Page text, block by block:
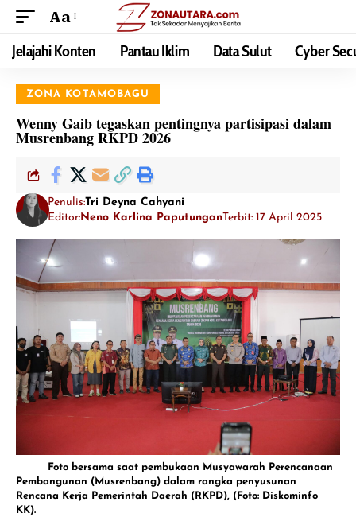
Aa
Jelajahi Konten Pantau Iklim Data Sulut Cyber
ZONA KOTAMOBAGU
Wenny Gaib tegaskan pentingnya partisipasi dalam
Musrenbang RKPD 2026
Penulis:Tri Deyna Cahyani
Editor:Neno Karlina PaputunganTerbit: 17 April 2025
Foto bersama saat pembukaan Musyawarah Perencanaan
Pembangunan (Musrenbang) dalam rangka penyusunan
Rencana Kerja Pemerintah Daerah (RKPD), (Foto: Diskominfo
KK).